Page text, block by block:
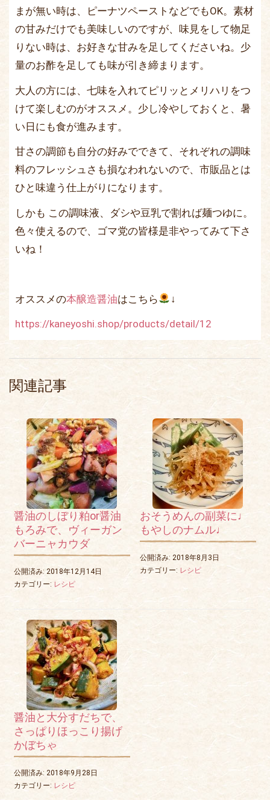
まが無い時は、ピーナツペーストなどでもOK。素材
の甘みだけでも美味しいのですが、味見をして物足
りない時は、お好きな甘みを足してくださいね。少
量のお酢を足しても味が引き締まります。
大人の方には、七味を入れてピリッとメリハリをつ
けて楽しむのがオススメ。少し冷やしておくと、暑
い日にも食が進みます。
甘さの調節も自分の好みでできて、それぞれの調味
料のフレッシュさも損なわれないので、市販品とは
ひと味違う仕上がりになります。
しかも この調味液、ダシや豆乳で割れば麺つゆに。
色々使えるので、ゴマ党の皆様是非やってみて下さ
いね！
オススメの本醸造醤油はこちら ↓
https://kaneyoshi.shop/products/detail/12
関連記事
醤油のしぼり粕or醤油
もろみで、ヴィーガン
バーニャカウダ
公開済み: 2018年12月14日
カテゴリー: レシピ
おそうめんの副菜に♩
もやしのナムル♩
公開済み: 2018年8月3日
カテゴリー: レシピ
醤油と大分すだちで、
さっぱりほっこり揚げ
かぼちゃ
公開済み: 2018年9月28日
カテゴリー: レシピ